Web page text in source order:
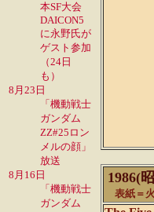
本SF大会
DAICON5
に永野氏が
ゲスト参加
（24日
も）
8月23日
「機動戦士
ガンダム
ZZ#25ロン
メルの顔」
放送
8月16日
「機動戦士
ガンダム
1986(
表紙＝